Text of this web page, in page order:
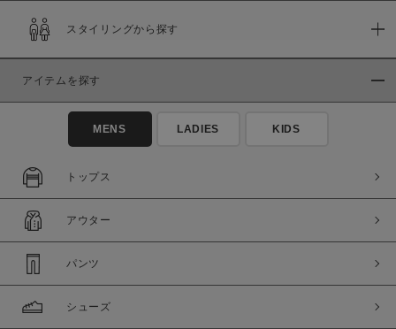
商品タイプ
通常商品
セール価格
在庫
在庫あり
スタイリングから探す
アイテムを探す
MENS LADIES KIDS
トップス
アウター
パンツ
シューズ